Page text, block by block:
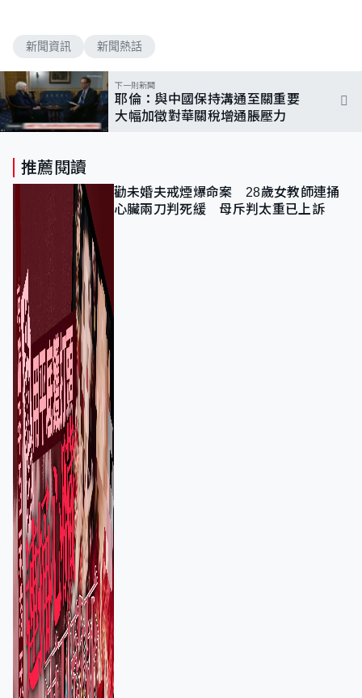
新聞資訊 新聞熱話
下一則新聞
耶倫：與中國保持溝通至關重要
大幅加徵對華關稅增通脹壓力
推薦閱讀
勸未婚夫戒煙爆命案 28歲女教師連捅
心臟兩刀判死緩 母斥判太重已上訴